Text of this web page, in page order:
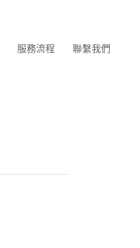
服務流程 聯繫我們